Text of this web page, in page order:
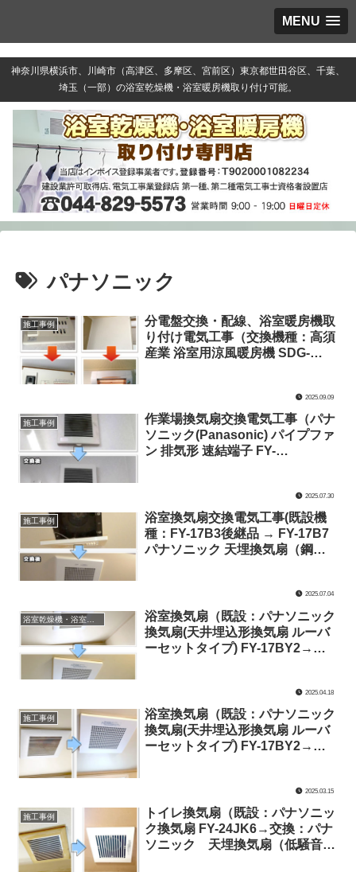
MENU
神奈川県横浜市、川崎市（高津区、多摩区、宮前区）東京都世田谷区、千葉、
埼玉（一部）の浴室乾燥機・浴室暖房機取り付け可能。
パナソニック
施工事例
分電盤交換・配線、浴室暖房機取
り付け電気工事（交換機種：高須
産業 浴室用涼風暖房機 SDG-
BQWB3412(住宅分電盤)）(神奈
川県川崎市麻生区)
2025.09.09
施工事例
作業場換気扇交換電気工事（パナ
ソニック(Panasonic) パイプファ
ン 排気形 速結端子 FY-
2025.07.30
施工事例
浴室換気扇交換電気工事(既設機
種：FY-17B3後継品 → FY-17B7
パナソニック 天埋換気扇（鋼板
ト用換気扇 天井埋込形)（神奈川
県川崎市多摩区）
2025.07.04
浴室乾燥機・浴室暖房機交換
浴室換気扇（既設：パナソニック
換気扇(天井埋込形換気扇 ルーバ
ーセットタイプ) FY-17BY2→交
ット）） 交換電気工事(神奈川県
川崎市高津区)
2025.04.18
施工事例
浴室換気扇（既設：パナソニック
換気扇(天井埋込形換気扇 ルーバ
ーセットタイプ) FY-17BY2→交
2025.03.15
施工事例
トイレ換気扇（既設：パナソニッ
ク換気扇 FY-24JK6→交換：パナ
ソニック 天埋換気扇（低騒音